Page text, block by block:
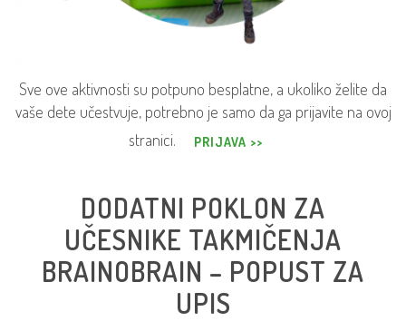
Sve ove aktivnosti su potpuno besplatne, a ukoliko želite da
vaše dete učestvuje, potrebno je samo da ga prijavite na ovoj
stranici.
PRIJAVA >>
DODATNI POKLON ZA
UČESNIKE TAKMIČENJA
BRAINOBRAIN – POPUST ZA
UPIS